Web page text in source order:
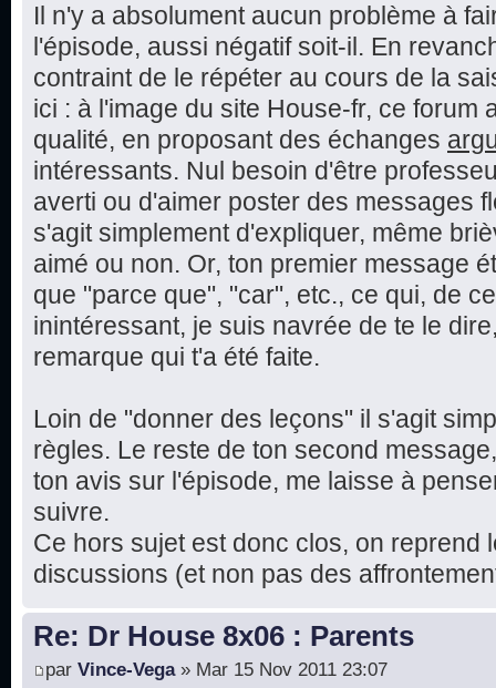
Il n'y a absolument aucun problème à
l'épisode, aussi négatif soit-il. En
contraint de le répéter au cours de la
ici : à l'image du site House-fr, ce forum
qualité, en proposant des échanges
intéressants. Nul besoin d'être
averti ou d'aimer poster des messages
s'agit simplement d'expliquer, même
aimé ou non. Or, ton premier message
que "parce que", "car", etc., ce qui, de
inintéressant, je suis navrée de te le
remarque qui t'a été faite.
Loin de "donner des leçons" il s'agit
règles. Le reste de ton second
ton avis sur l'épisode, me laisse à
suivre.
Ce hors sujet est donc clos, on reprend
discussions (et non pas des
Re: Dr House 8x06 : Parents
par Vince-Vega» Mar 15 Nov 2011 23:07